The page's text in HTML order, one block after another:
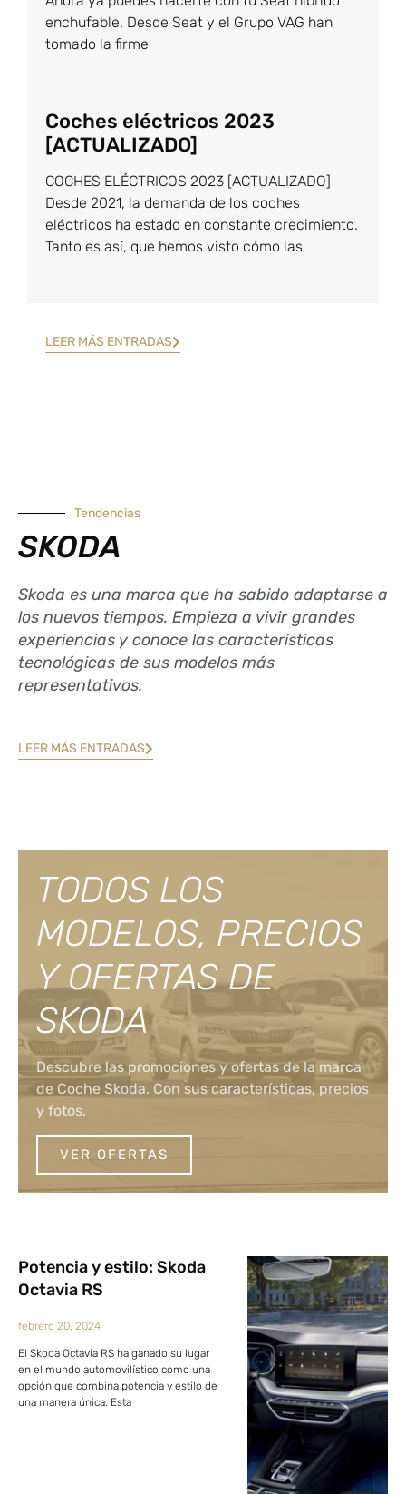
enchufable. Desde Seat y el Grupo VAG han
tomado la firme
Coches eléctricos 2023
[ACTUALIZADO]
COCHES ELÉCTRICOS 2023 [ACTUALIZADO]
Desde 2021, la demanda de los coches
eléctricos ha estado en constante crecimiento.
Tanto es así, que hemos visto cómo las
LEER MÁS ENTRADAS
Tendencias
SKODA
Skoda es una marca que ha sabido adaptarse a
los nuevos tiempos. Empieza a vivir grandes
experiencias y conoce las características
tecnológicas de sus modelos más
representativos.
LEER MÁS ENTRADAS
TODOS LOS
MODELOS, PRECIOS
Y OFERTAS DE
SKODA
Descubre las promociones y ofertas de la marca
de Coche Skoda. Con sus características, precios
y fotos.
VER OFERTAS
Potencia y estilo: Skoda
Octavia RS
febrero 20, 2024
El Skoda Octavia RS ha ganado su lugar
en el mundo automovilístico como una
opción que combina potencia y estilo de
una manera única. Esta